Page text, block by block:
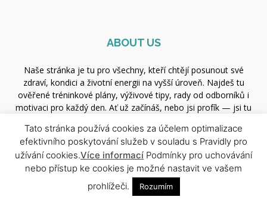
ABOUT US
Naše stránka je tu pro všechny, kteří chtějí posunout své
zdraví, kondici a životní energii na vyšší úroveň. Najdeš tu
ověřené tréninkové plány, výživové tipy, rady od odborníků i
motivaci pro každý den. Ať už začínáš, nebo jsi profík — jsi tu
Contact us:xfit.redakce@gmail.com
FOLLOW US
Tato stránka používá cookies za účelem optimalizace
efektivního poskytování služeb v souladu s Pravidly pro
užívání cookies.Více informací Podmínky pro uchovávání
nebo přístup ke cookies je možné nastavit ve vašem
prohlížeči.
Rozumím